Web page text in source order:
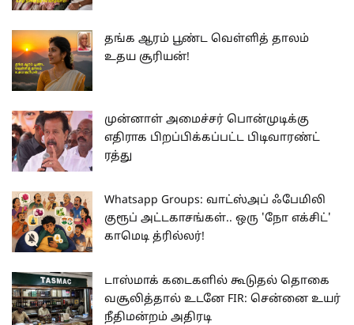
தங்க ஆரம் பூண்ட வெள்ளித் தாலம்
உதய சூரியன்!
முன்னாள் அமைச்சர் பொன்முடிக்கு
எதிராக பிறப்பிக்கப்பட்ட பிடிவாரண்ட்
ரத்து
Whatsapp Groups: வாட்ஸ்அப் ஃபேமிலி
குரூப் அட்டகாசங்கள்.. ஒரு 'நோ எக்சிட்'
காமெடி த்ரில்லர்!
டாஸ்மாக் கடைகளில் கூடுதல் தொகை
வசூலித்தால் உடனே FIR: சென்னை உயர்
நீதிமன்றம் அதிரடி